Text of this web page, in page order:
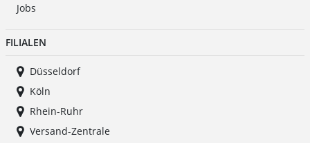
Jobs
FILIALEN
Düsseldorf
Köln
Rhein-Ruhr
Versand-Zentrale